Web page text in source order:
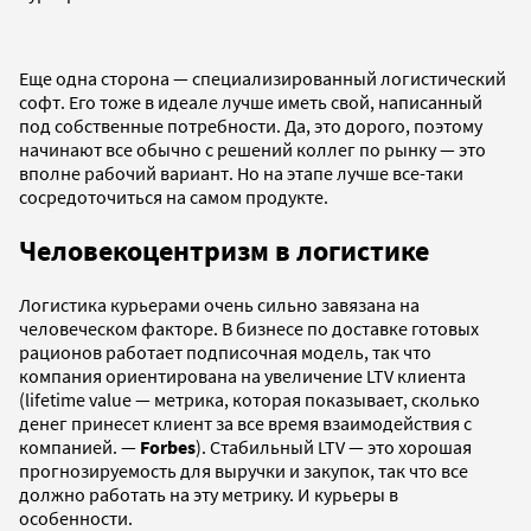
Еще одна сторона — специализированный логистический
софт. Его тоже в идеале лучше иметь свой, написанный
под собственные потребности. Да, это дорого, поэтому
начинают все обычно с решений коллег по рынку — это
вполне рабочий вариант. Но на этапе лучше все-таки
сосредоточиться на самом продукте.
Человекоцентризм в логистике
Логистика курьерами очень сильно завязана на
человеческом факторе. В бизнесе по доставке готовых
рационов работает подписочная модель, так что
компания ориентирована на увеличение LTV клиента
(lifetime value — метрика, которая показывает, сколько
денег принесет клиент за все время взаимодействия с
компанией. — Forbes). Стабильный LTV — это хорошая
прогнозируемость для выручки и закупок, так что все
должно работать на эту метрику. И курьеры в
особенности.